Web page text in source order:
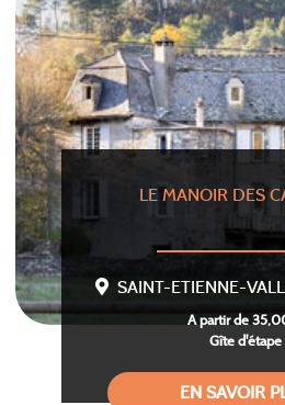
LE MANOIR DES
SAINT-ETIENNE-
A partir de
Gîte d'étape
EN SAVOIR